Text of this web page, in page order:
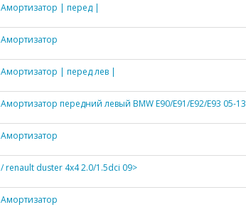
Амортизатор | перед |
Амортизатор
Амортизатор | перед лев |
Амортизатор передний левый BMW E90/E91/E92/E93 05-13
Амортизатор
/ renault duster 4x4 2.0/1.5dci 09>
Амортизатор